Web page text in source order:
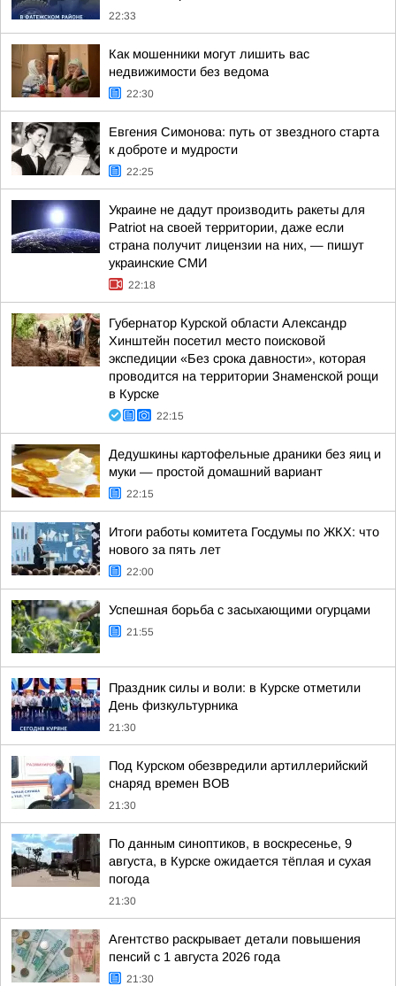
22:33
Как мошенники могут лишить вас
недвижимости без ведома
22:30
Евгения Симонова: путь от звездного старта
к доброте и мудрости
22:25
Украине не дадут производить ракеты для
Patriot на своей территории, даже если
страна получит лицензии на них, — пишут
украинские СМИ
22:18
Губернатор Курской области Александр
Хинштейн посетил место поисковой
экспедиции «Без срока давности», которая
проводится на территории Знаменской рощи
в Курске
22:15
Дедушкины картофельные драники без яиц и
муки — простой домашний вариант
22:15
Итоги работы комитета Госдумы по ЖКХ: что
нового за пять лет
22:00
Успешная борьба с засыхающими огурцами
21:55
Праздник силы и воли: в Курске отметили
День физкультурника
21:30
Под Курском обезвредили артиллерийский
снаряд времен ВОВ
21:30
По данным синоптиков, в воскресенье, 9
августа, в Курске ожидается тёплая и сухая
погода
21:30
Агентство раскрывает детали повышения
пенсий с 1 августа 2026 года
21:30